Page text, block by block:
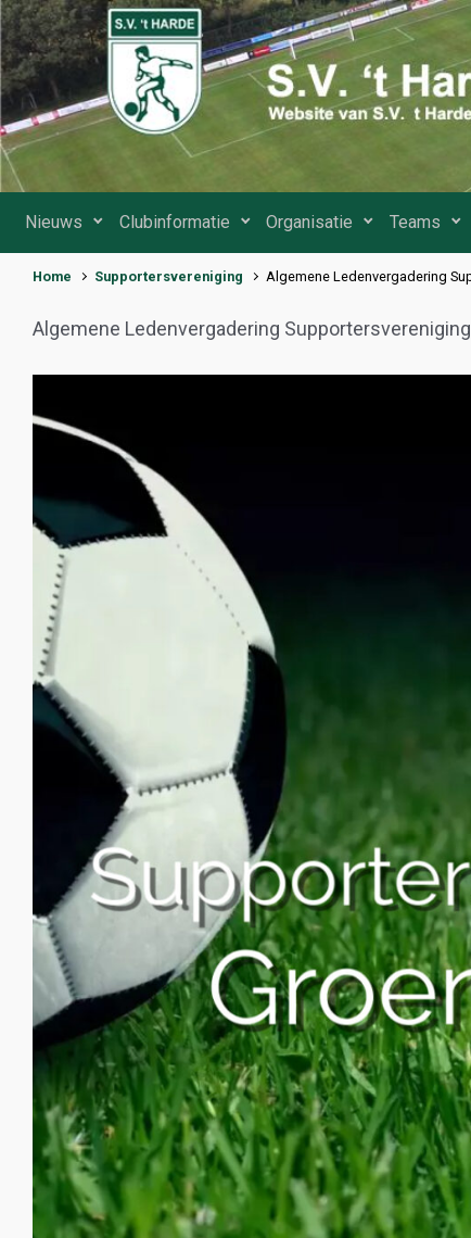
Spring naar de hoofdinhoud
Nieuws Clubinformatie Organisatie Teams
Home Supportersvereniging Algemene Ledenvergadering
Algemene Ledenvergadering